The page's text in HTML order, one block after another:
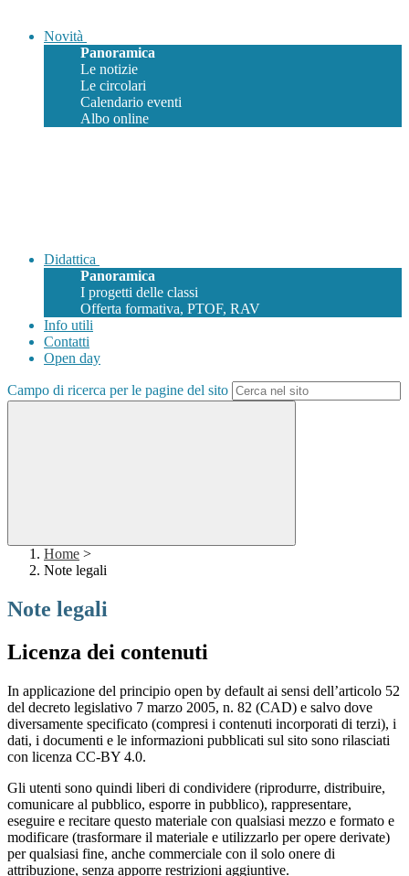
Novità
Panoramica
Le notizie
Le circolari
Calendario eventi
Albo online
Didattica
Panoramica
I progetti delle classi
Offerta formativa, PTOF, RAV
Info utili
Contatti
Open day
Campo di ricerca per le pagine del sito
Home >
Note legali
Note legali
Licenza dei contenuti
In applicazione del principio open by default ai sensi dell’articolo 52
del decreto legislativo 7 marzo 2005, n. 82 (CAD) e salvo dove
diversamente specificato (compresi i contenuti incorporati di terzi), i
dati, i documenti e le informazioni pubblicati sul sito sono rilasciati
con licenza CC-BY 4.0.
Gli utenti sono quindi liberi di condividere (riprodurre, distribuire,
comunicare al pubblico, esporre in pubblico), rappresentare,
eseguire e recitare questo materiale con qualsiasi mezzo e formato e
modificare (trasformare il materiale e utilizzarlo per opere derivate)
per qualsiasi fine, anche commerciale con il solo onere di
attribuzione, senza apporre restrizioni aggiuntive.